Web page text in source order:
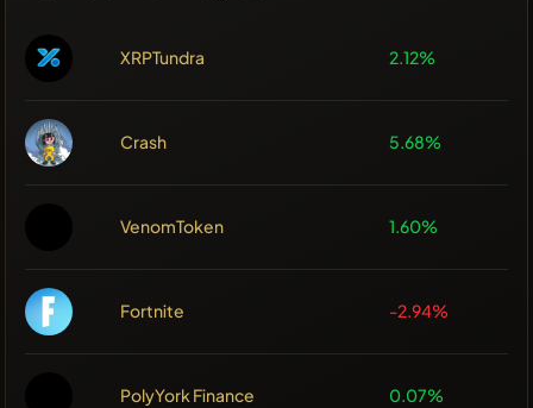
XRPTundra 2.12%
Crash 5.68%
VenomToken 1.60%
Fortnite -2.94%
PolyYork Finance 0.07%